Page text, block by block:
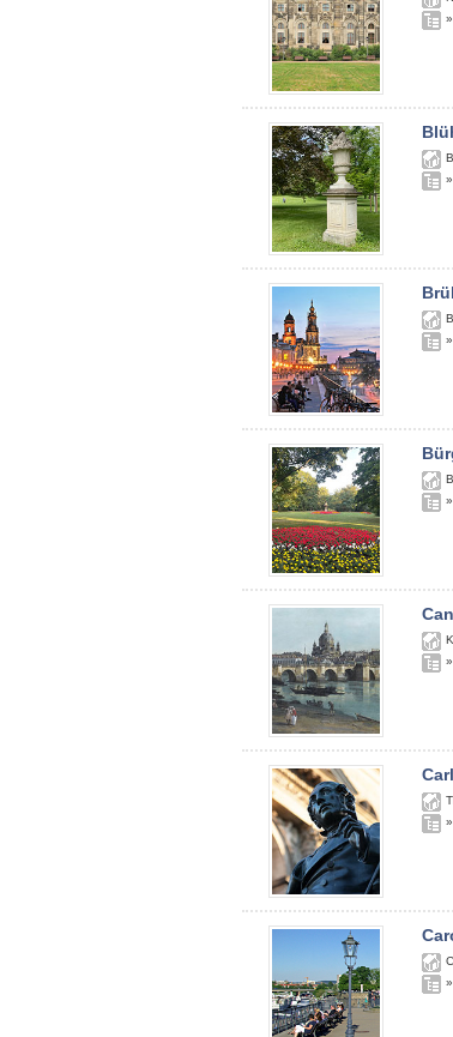
»
»
»
»
»
»
»